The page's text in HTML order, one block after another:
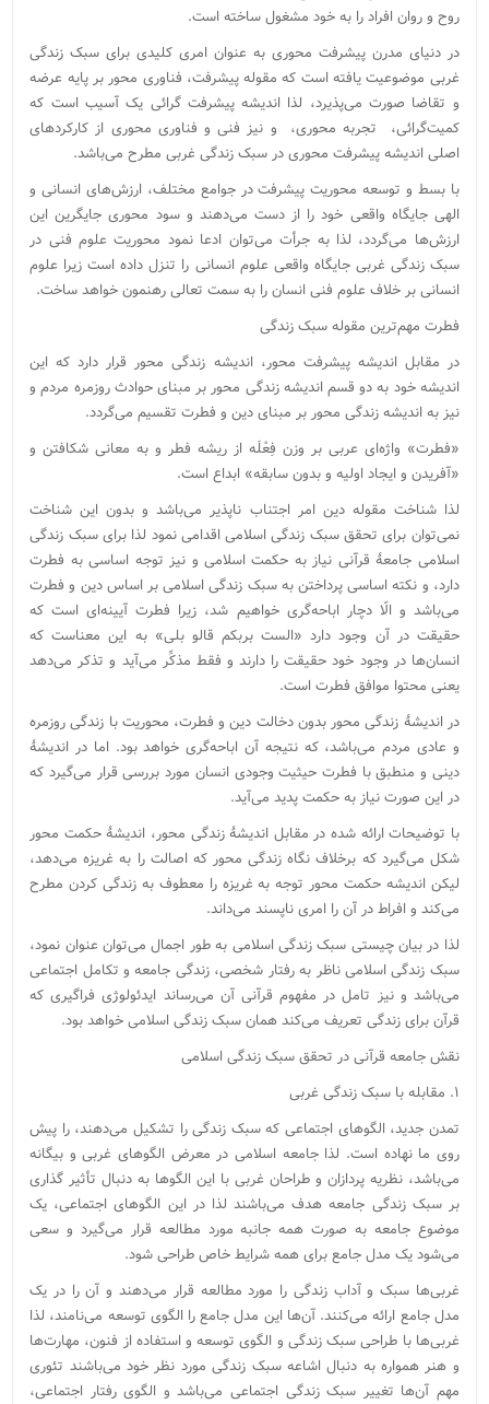
روح و روان افراد را به خود مشغول ساخته است.
در دنیای مدرن پیشرفت محوری به عنوان امری کلیدی برای سبک زندگی
غربی موضوعیت یافته است که مقوله پیشرفت، فناوری محور بر پایه عرضه
و تقاضا صورت می‌پذیرد، لذا اندیشه پیشرفت گرائی یک آسیب است که
کمیت‌گرائی، ‌ تجربه محوری، ‌ و نیز فنی و فناوری محوری از کارکردهای
اصلی اندیشه پیشرفت محوری در سبک زندگی غربی مطرح می‌باشد.
با بسط و توسعه محوریت پیشرفت در جوامع مختلف، ارزش‌های انسانی و
الهی جایگاه واقعی خود را از دست می‌دهند و سود محوری جایگرین این
ارزش‌ها می‌گردد، لذا به جرأت می‌توان ادعا نمود محوریت علوم فنی در
سبک زندگی غربی جایگاه واقعی علوم انسانی را تنزل داده است زیرا علوم
انسانی بر خلاف علوم فنی انسان را به سمت تعالی رهنمون خواهد ساخت.
فطرت مهم‌ترین مقوله سبک زندگی
در مقابل اندیشه پیشرفت محور، اندیشه زندگی محور قرار دارد که این
اندیشه خود به دو قسم اندیشه زندگی محور بر مبنای حوادث روزمره مردم و
نیز به اندیشه زندگی محور بر مبنای دین و فطرت تقسیم می‌گردد.
«فطرت» واژه‌ای عربی بر وزن فِعْلَه از ریشه فطر و به ‌معانی شکافتن و
«آفریدن و ایجاد اولیه و بدون سابقه» ابداع است.
لذا شناخت مقوله دین امر اجتناب ناپذیر می‌باشد و بدون این شناخت
نمی‌توان برای تحقق سبک زندگی اسلامی اقدامی نمود لذا برای سبک زندگی
اسلامی جامعۀ قرآنی نیاز به حکمت اسلامی و نیز توجه اساسی به فطرت
دارد، و نکته اساسی پرداختن به سبک زندگی اسلامی بر اساس دین و فطرت
می‌باشد و الّا دچار اباحه‌گری خواهیم شد، زیرا فطرت آیینه‌ای است که
حقیقت در آن وجود دارد «الست بربکم قالو بلی» به این معناست که
انسان‌ها در وجود خود حقیقت را دارند و فقط مذکِّر می‌آید و تذکر می‌دهد
یعنی محتوا موافق فطرت است.
در اندیشۀ زندگی محور بدون دخالت دین و فطرت، محوریت با زندگی روزمره
و عادی مردم می‌باشد، که نتیجه آن اباحه‌گری خواهد بود. اما در اندیشۀ
دینی و منطبق با فطرت حیثیت وجودی انسان مورد بررسی قرار می‌گیرد که
در این صورت نیاز به حکمت پدید می‌آید.
با توضیحات ارائه شده در مقابل اندیشۀ زندگی محور، اندیشۀ حکمت محور
شکل می‌گیرد که برخلاف نگاه زندگی محور که اصالت را به غریزه می‌دهد،
لیکن اندیشه حکمت محور توجه به غریزه را معطوف به زندگی کردن مطرح
می‌کند و افراط در آن را امری ناپسند می‌داند.
لذا در بیان چیستی سبک زندگی اسلامی به طور اجمال می‌توان عنوان نمود،
سبک زندگی اسلامی ناظر به رفتار شخصی، زندگی جامعه و تکامل اجتماعی
می‌باشد و نیز تامل در مفهوم قرآنی آن می‌رساند ایدئولوژی فراگیری که
قرآن برای زندگی تعریف می‌کند‌‌ همان سبک زندگی اسلامی خواهد بود.
نقش جامعه قرآنی در تحقق سبک زندگی اسلامی
۱. مقابله با سبک زندگی غربی
تمدن جدید، الگوهای اجتماعی که سبک زندگی را تشکیل می‌دهند، را پیش
روی ما نهاده است. لذا جامعه اسلامی در معرض الگوهای غربی و بیگانه
می‌باشد، نظریه پردازان و طراحان غربی با این الگو‌ها به دنبال تأثیر گذاری
بر سبک زندگی جامعه هدف می‌باشند لذا در این الگوهای اجتماعی، یک
موضوع جامعه به صورت همه جانبه مورد مطالعه قرار می‌گیرد و سعی
می‌شود یک مدل جامع برای همه شرایط خاص طراحی شود.
غربی‌ها سبک و آداب زندگی را مورد مطالعه قرار می‌دهند و آن را در یک
مدل جامع ارائه می‌کنند. آن‌ها این مدل جامع را الگوی توسعه می‌نامند، لذا
غربی‌ها با طراحی سبک زندگی و الگوی توسعه و استفاده از فنون، مهارت‌ها
و هنر همواره به دنبال اشاعه سبک زندگی مورد نظر خود می‌باشند تئوری
مهم آن‌ها تغییر سبک زندگی اجتماعی می‌باشد و الگوی رفتار اجتماعی،